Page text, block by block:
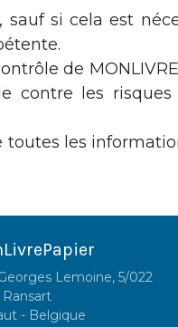
sauf si cela est
de
contre les
les
Lemoine, 5/022
- Belgique